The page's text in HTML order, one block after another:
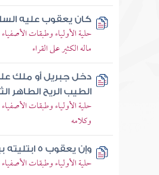
كان يعقوب عليه
حلية الأولياء وطبقات
ماله الكثير على القراء
دخل جبريل أو ملك
الطيب الريح الطاهر
حلية الأولياء وطبقات
وكلامه
وإن يعقوب 5 ابتليته ببلاء فما أساء بي ظنا في ذلك البلاء حتى فرجته
حلية الأولياء وطبقات